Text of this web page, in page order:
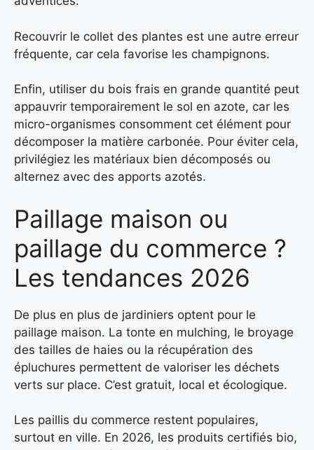
Recouvrir le collet des plantes est une autre erreur
fréquente, car cela favorise les champignons.
Enfin, utiliser du bois frais en grande quantité peut
appauvrir temporairement le sol en azote, car les
micro-organismes consomment cet élément pour
décomposer la matière carbonée. Pour éviter cela,
privilégiez les matériaux bien décomposés ou
alternez avec des apports azotés.
Paillage maison ou
paillage du commerce ?
Les tendances 2026
De plus en plus de jardiniers optent pour le
paillage maison. La tonte en mulching, le broyage
des tailles de haies ou la récupération des
épluchures permettent de valoriser les déchets
verts sur place. C’est gratuit, local et écologique.
Les paillis du commerce restent populaires,
surtout en ville. En 2026, les produits certifiés bio,